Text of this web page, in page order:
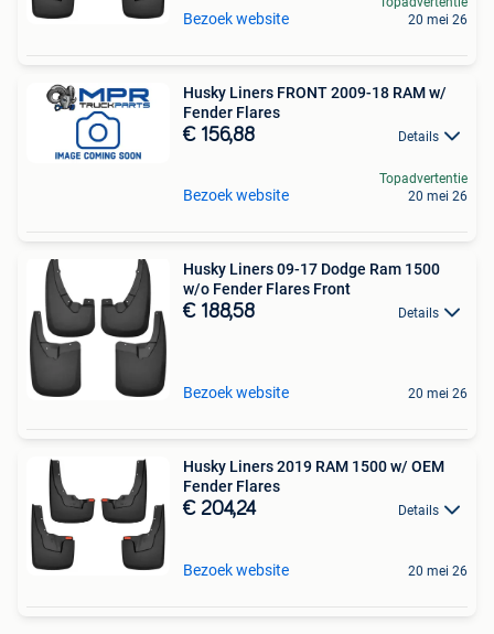
Bezoek website
20 mei 26
Husky Liners FRONT 2009-18 RAM w/
Fender Flares
€ 156,88 Details
Bezoek website
Topadvertentie
20 mei 26
Husky Liners 09-17 Dodge Ram 1500
w/o Fender Flares Front
€ 188,58 Details
Bezoek website 20 mei 26
Husky Liners 2019 RAM 1500 w/ OEM
Fender Flares
€ 204,24 Details
Bezoek website 20 mei 26